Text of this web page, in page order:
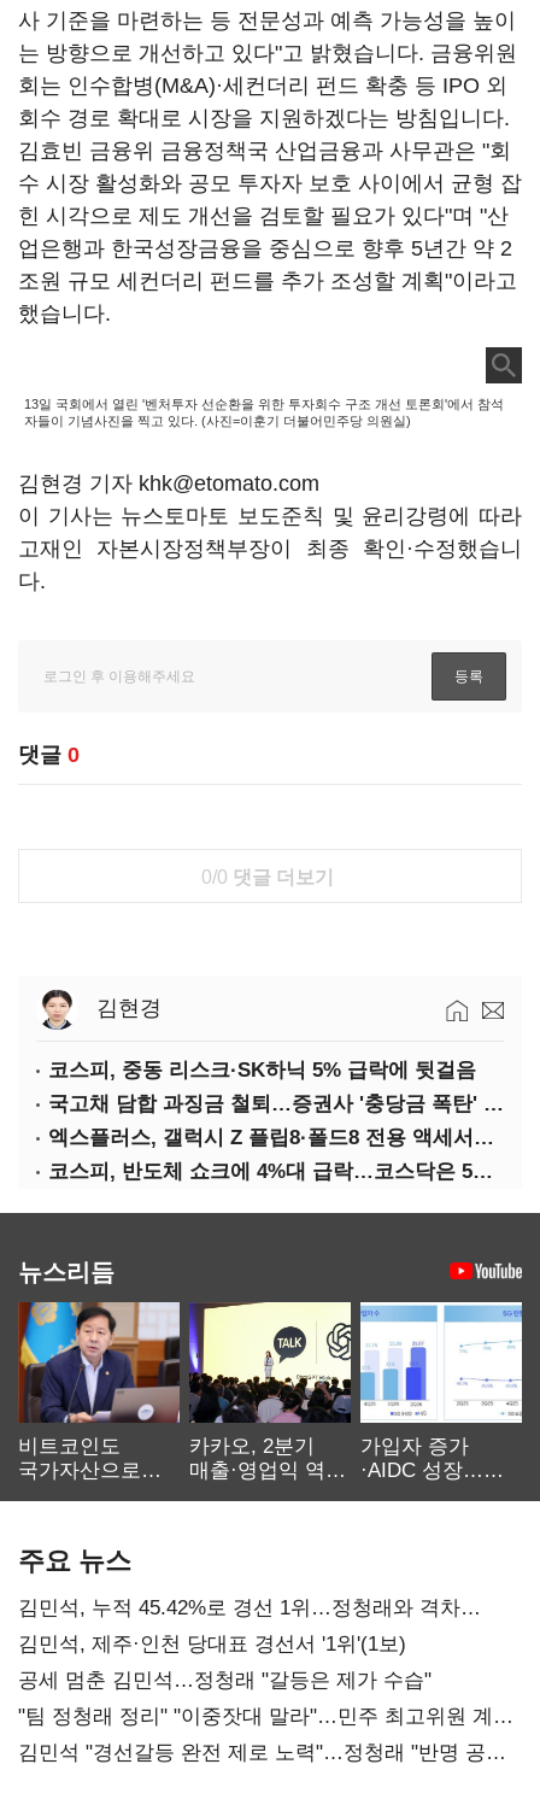
사 기준을 마련하는 등 전문성과 예측 가능성을 높이
는 방향으로 개선하고 있다"고 밝혔습니다. 금융위원
회는 인수합병(M&A)·세컨더리 펀드 확충 등 IPO 외
회수 경로 확대로 시장을 지원하겠다는 방침입니다.
김효빈 금융위 금융정책국 산업금융과 사무관은 "회
수 시장 활성화와 공모 투자자 보호 사이에서 균형 잡
힌 시각으로 제도 개선을 검토할 필요가 있다"며 "산
업은행과 한국성장금융을 중심으로 향후 5년간 약 2
조원 규모 세컨더리 펀드를 추가 조성할 계획"이라고
했습니다.
13일 국회에서 열린 '벤처투자 선순환을 위한 투자회수 구조 개선 토론회'에서 참석
자들이 기념사진을 찍고 있다. (사진=이훈기 더불어민주당 의원실)
김현경 기자 khk@etomato.com
이 기사는 뉴스토마토 보도준칙 및 윤리강령에 따라
고재인 자본시장정책부장이 최종 확인·수정했습니
다.
댓글 0
0/0 댓글 더보기
김현경
코스피, 중동 리스크·SK하닉 5% 급락에 뒷걸음
국고채 담합 과징금 철퇴…증권사 '충당금 폭탄' 우려
엑스플러스, 갤럭시 Z 플립8·폴드8 전용 액세서리 출시
코스피, 반도체 쇼크에 4%대 급락…코스닥은 5거래일째 상승
뉴스리듬
비트코인도
국가자산으로…'
카카오, 2분기
매출·영업익 역대
가입자 증가
·AIDC 성장…
주요 뉴스
김민석, 누적 45.42%로 경선 1위…정청래와 격차
0.86%p(2보)
김민석, 제주·인천 당대표 경선서 '1위'(1보)
공세 멈춘 김민석…정청래 "갈등은 제가 수습"
"팀 정청래 정리" "이중잣대 말라"…민주 최고위원 계파
다툼 격화
김민석 "경선갈등 완전 제로 노력"…정청래 "반명 공세